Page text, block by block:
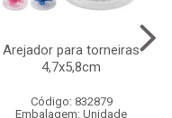
Arejador para torneiras
4,7x5,8cm
Código: 832879
Embalagem: Unidade